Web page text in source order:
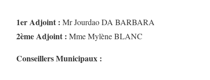
1er Adjoint : Mr Jourdao DA BARBARA
2ème Adjoint : Mme Mylène BLANC
Conseillers Municipaux :